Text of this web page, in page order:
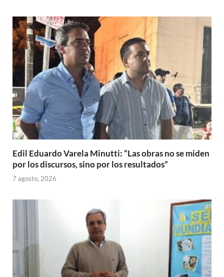
Edil Eduardo Varela Minutti: “Las obras no se miden
por los discursos, sino por los resultados”
7 agosto, 2026